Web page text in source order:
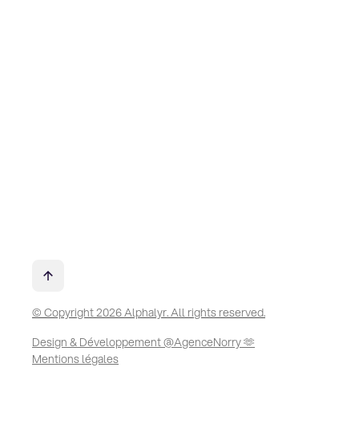
© Copyright 2026 Alphalyr. All rights reserved.
Design & Développement @AgenceNorry 🫶
Mentions légales